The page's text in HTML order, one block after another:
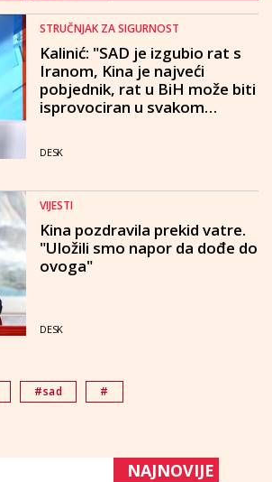
STRUČNJAK ZA SIGURNOST
Kalinić: "SAD je izgubio rat s
Iranom, Kina je najveći
pobjednik, rat u BiH može biti
isprovociran u svakom
DESK
VIJESTI
Kina pozdravila prekid vatre.
"Uložili smo napor da dođe do
ovoga"
DESK
#sad #
NAJNOVIJE